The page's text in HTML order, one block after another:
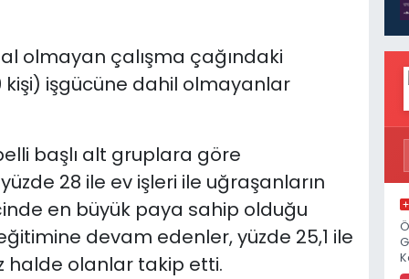
olmayan çalışma çağındaki
kişi) işgücüne dahil olmayanlar
başlı alt gruplara göre
28 ile ev işleri ile uğraşanların
en büyük paya sahip olduğu
devam edenler, yüzde 25,1 ile
halde olanlar takip etti.